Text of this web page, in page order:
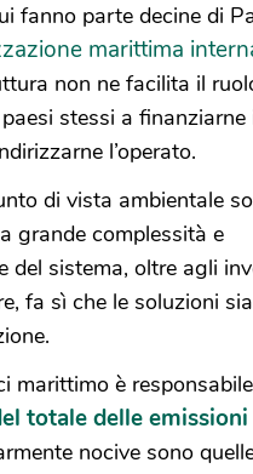
fanno parte decine di
marittima
non ne facilita il
stessi a finanziarne
l’operato.
di vista ambientale
grande complessità e
del sistema, oltre agli
fa sì che le soluzioni
marittimo è
totale delle
nocive sono